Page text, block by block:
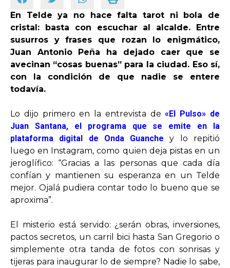
OPINIÓN
En Telde ya no hace falta tarot ni bola de
cristal: basta con escuchar al alcalde. Entre
susurros y frases que rozan lo enigmático,
Juan Antonio Peña ha dejado caer que se
avecinan “cosas buenas” para la ciudad. Eso sí,
con la condición de que nadie se entere
todavía.
Lo dijo primero en la entrevista de«El Pulso» de
Juan Santana, el programa que se emite en la
plataforma digital de Onda Guanche y lo repitió
luego en Instagram, como quien deja pistas en un
jeroglífico: “Gracias a las personas que cada día
confían y mantienen su esperanza en un Telde
mejor. Ojalá pudiera contar todo lo bueno que se
aproxima”.
El misterio está servido: ¿serán obras, inversiones,
pactos secretos, un carril bici hasta San Gregorio o
simplemente otra tanda de fotos con sonrisas y
tijeras para inaugurar lo de siempre? Nadie lo sabe,